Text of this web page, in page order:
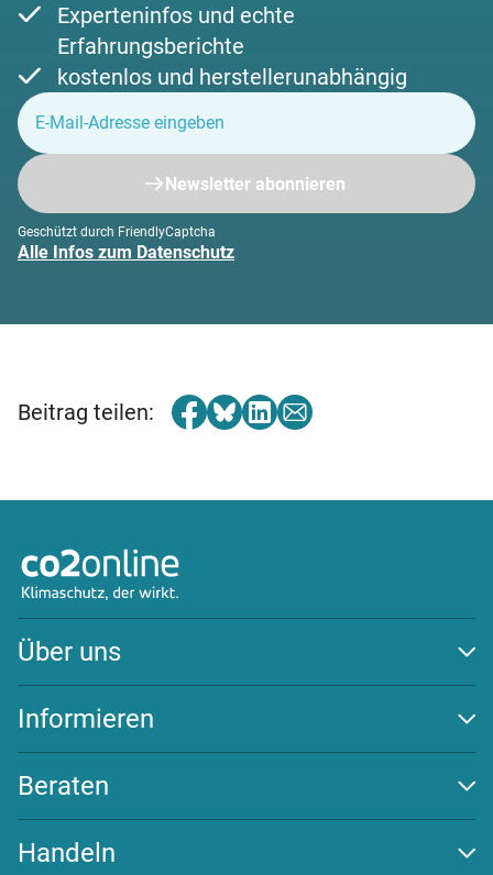
Experteninfos und echte
Erfahrungsberichte
kostenlos und herstellerunabhängig
Newsletter abonnieren
Geschützt durch FriendlyCaptcha
Alle Infos zum Datenschutz
Beitrag teilen:
Über uns
Auszeichnungen
Team
Transparenz
Wirksamkeit
Informieren
Klima schützen
Energiewende
Newsletter
Beraten
Beratungs-Tools
Challenges
FAQ
Handeln